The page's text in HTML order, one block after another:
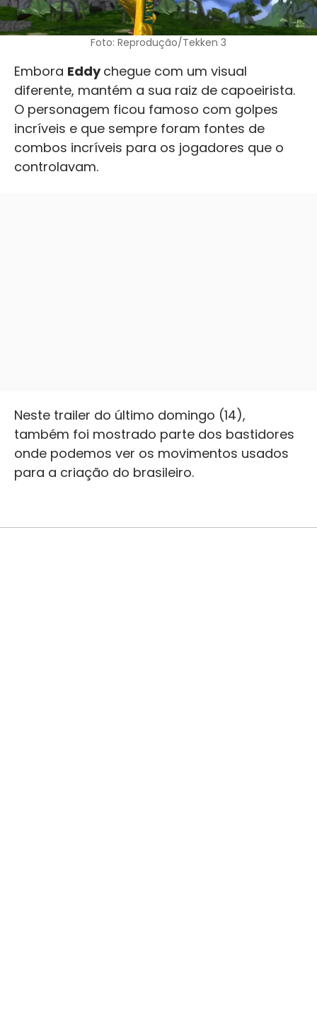
Foto: Reprodução/Tekken 3
Embora Eddychegue com um visual
diferente, mantém a sua raiz de capoeirista.
O personagem ficou famoso com golpes
incríveis e que sempre foram fontes de
combos incríveis para os jogadores que o
controlavam.
Neste trailer do último domingo (14),
também foi mostrado parte dos bastidores
onde podemos ver os movimentos usados
para a criação do brasileiro.